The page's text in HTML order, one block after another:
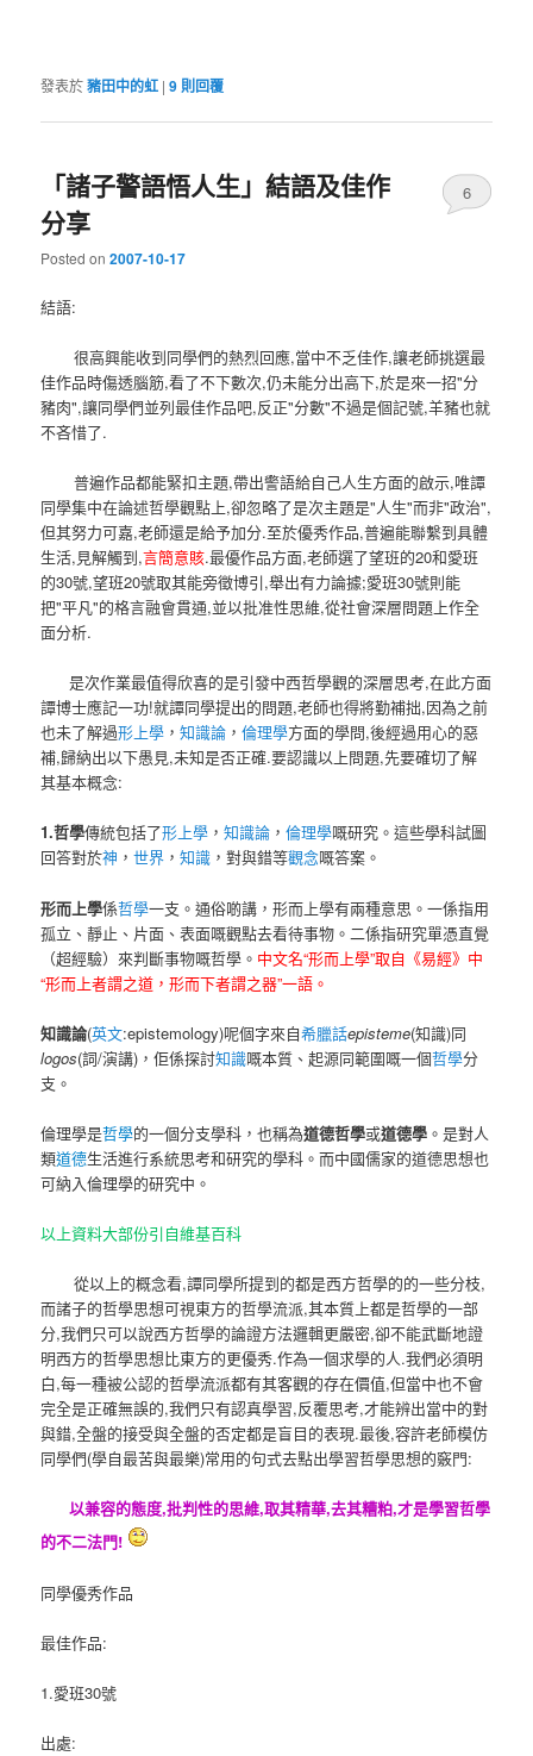
發表於豬田中的虹 |9則回覆
「諸子警語悟人生」結語及佳作
分享
Posted on2007-10-17
6
結語:
很高興能收到同學們的熱烈回應,當中不乏佳作,讓老師挑選最
佳作品時傷透腦筋,看了不下數次,仍未能分出高下,於是來一招"分
豬肉",讓同學們並列最佳作品吧,反正"分數"不過是個記號,羊豬也就
不吝惜了.
普遍作品都能緊扣主題,帶出警語給自己人生方面的啟示,唯譚
同學集中在論述哲學觀點上,卻忽略了是次主題是"人生"而非"政治",
但其努力可嘉,老師還是給予加分.至於優秀作品,普遍能聯繫到具體
生活,見解觸到,言簡意賅.最優作品方面,老師選了望班的20和愛班
的30號,望班20號取其能旁徵博引,舉出有力論據;愛班30號則能
把"平凡"的格言融會貫通,並以批准性思維,從社會深層問題上作全
面分析.
是次作業最值得欣喜的是引發中西哲學觀的深層思考,在此方面
譚博士應記一功!就譚同學提出的問題,老師也得將勤補拙,因為之前
也未了解過形上學 ，知識論 ，倫理學方面的學問,後經過用心的惡
補,歸納出以下愚見,未知是否正確.要認識以上問題,先要確切了解
其基本概念:
1.哲學傳統包括了形上學 ，知識論 ，倫理學嘅研究。這些學科試圖
回答對於神 ，世界 ，知識 ，對與錯等觀念嘅答案。
形而上學係哲學一支。通俗啲講，形而上學有兩種意思。一係指用
孤立、靜止、片面、表面嘅觀點去看待事物。二係指研究單憑直覺
（超經驗）來判斷事物嘅哲學。 中文名“形而上學”取自《易經》中
“形而上者謂之道，形而下者謂之器”一語。
知識論(英文:epistemology)呢個字來自希臘話episteme(知識)同
logos(詞/演講)，佢係探討知識嘅本質、起源同範圍嘅一個哲學分
支。
倫理學是哲學的一個分支學科，也稱為道德哲學或道德學 。是對人
類道德生活進行系統思考和研究的學科。而中國儒家的道德思想也
可納入倫理學的研究中。
以上資料大部份引自維基百科
從以上的概念看,譚同學所提到的都是西方哲學的的一些分枝,
而諸子的哲學思想可視東方的哲學流派,其本質上都是哲學的一部
分,我們只可以說西方哲學的論證方法邏輯更嚴密,卻不能武斷地證
明西方的哲學思想比東方的更優秀.作為一個求學的人.我們必須明
白,每一種被公認的哲學流派都有其客觀的存在價值,但當中也不會
完全是正確無誤的,我們只有認真學習,反覆思考,才能辨出當中的對
與錯,全盤的接受與全盤的否定都是盲目的表現.最後,容許老師模仿
同學們(學自最苦與最樂)常用的句式去點出學習哲學思想的竅門:
以兼容的態度,批判性的思維,取其精華,去其糟粕,才是學習哲學
的不二法門!
同學優秀作品
最佳作品:
1.愛班30號
出處: